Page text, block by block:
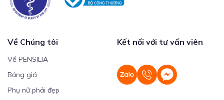
Về Chúng tôi
Về PENSILIA
Bảng giá
Phụ nữ phải đẹp
Kết nối với tư vấn viên